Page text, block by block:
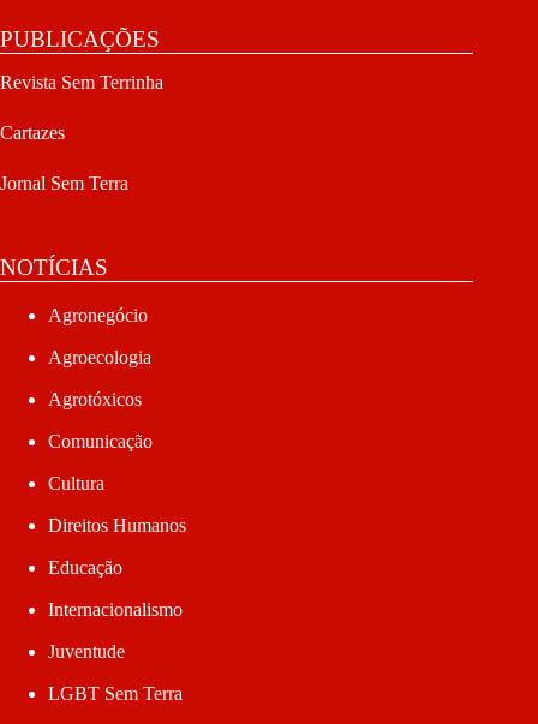
PUBLICAÇÕES
Revista Sem Terrinha
Cartazes
Jornal Sem Terra
NOTÍCIAS
Agronegócio
Agroecologia
Agrotóxicos
Comunicação
Cultura
Direitos Humanos
Educação
Internacionalismo
Juventude
LGBT Sem Terra